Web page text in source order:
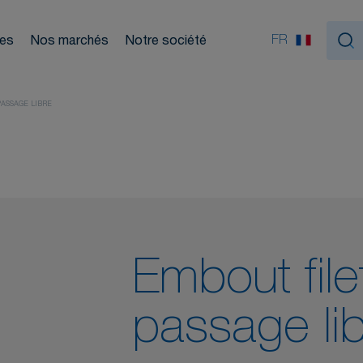
Nos marchés Notre société FR
LIBRE
Embout
passage